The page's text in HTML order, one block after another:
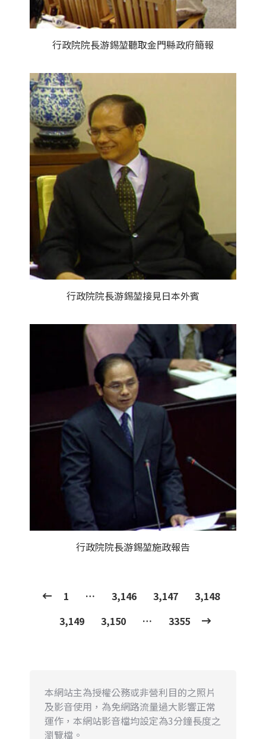
行政院院長游錫堃聽取金門縣政府簡報
行政院院長游錫堃接見日本外賓
行政院院長游錫堃施政報告
1 … 3,146 3,147
3,148
3,149
3,150 … 3355
本網站主為授權公務或非營利目的之照片
及影音使用，為免網路流量過大影響正常
運作，本網站影音檔均設定為3分鐘長度之
瀏覽檔。